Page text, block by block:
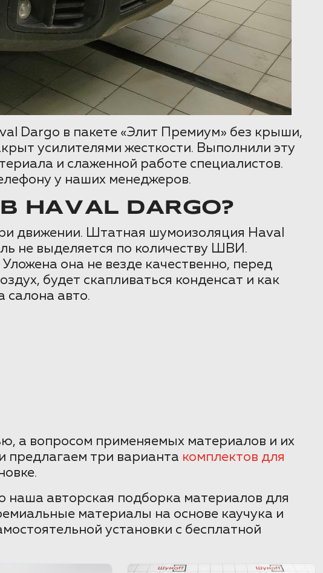
Dargo в пакете «Элит Премиум» без крыши,
усилителями жесткости. Выполнили эту
и слаженной работе специалистов.
у наших менеджеров.
DARGO?
движении. Штатная шумоизоляция Haval
не выделяется по количеству ШВИ.
она не везде качественно, перед
будет скапливаться конденсат и как
салона авто.
а вопросом применяемых материалов и их
три варианта комплектов для
авторская подборка материалов для
материалы на основе каучука и
установки с бесплатной